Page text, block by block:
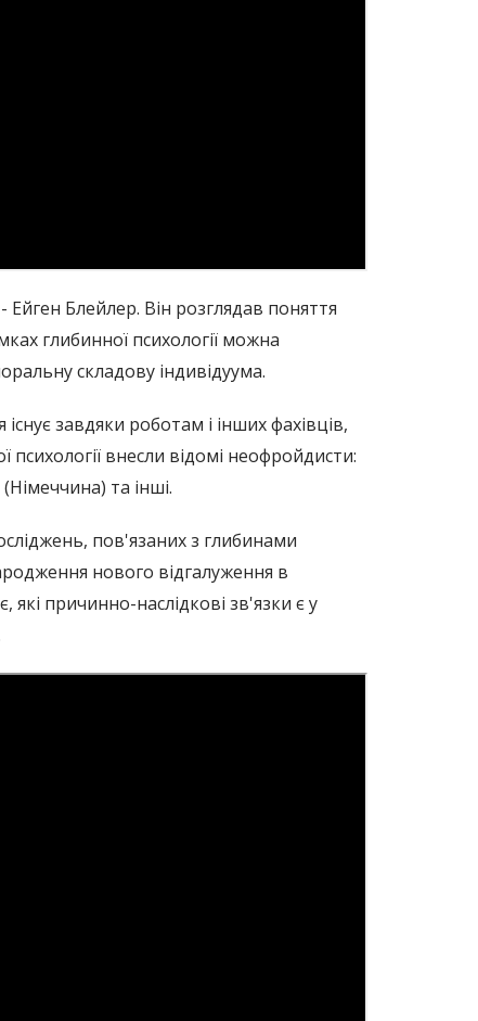
Блейлер. Він розглядав поняття
глибинної психології можна
складову індивідуума.
завдяки роботам і інших фахівців,
внесли відомі неофройдисти:
та інші.
пов'язаних з глибинами
нового відгалуження в
причинно-наслідкові зв'язки є у